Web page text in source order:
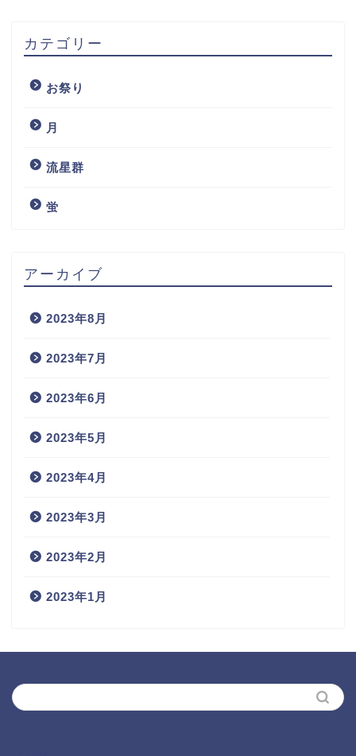
カテゴリー
お祭り
月
流星群
蛍
アーカイブ
2023年8月
2023年7月
2023年6月
2023年5月
2023年4月
2023年3月
2023年2月
2023年1月